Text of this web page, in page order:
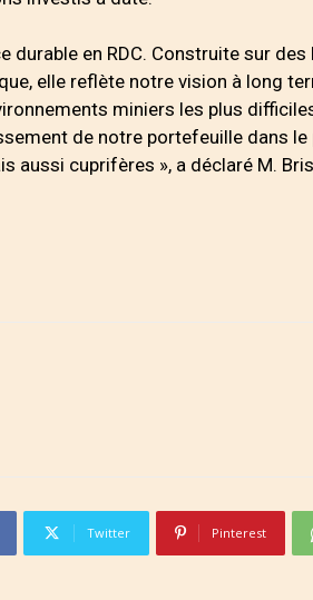
durable en RDC. Construite sur
elle reflète notre vision à long
miniers les plus
de notre portefeuille dans le
aussi cuprifères », a déclaré M.
Twitter Pinterest